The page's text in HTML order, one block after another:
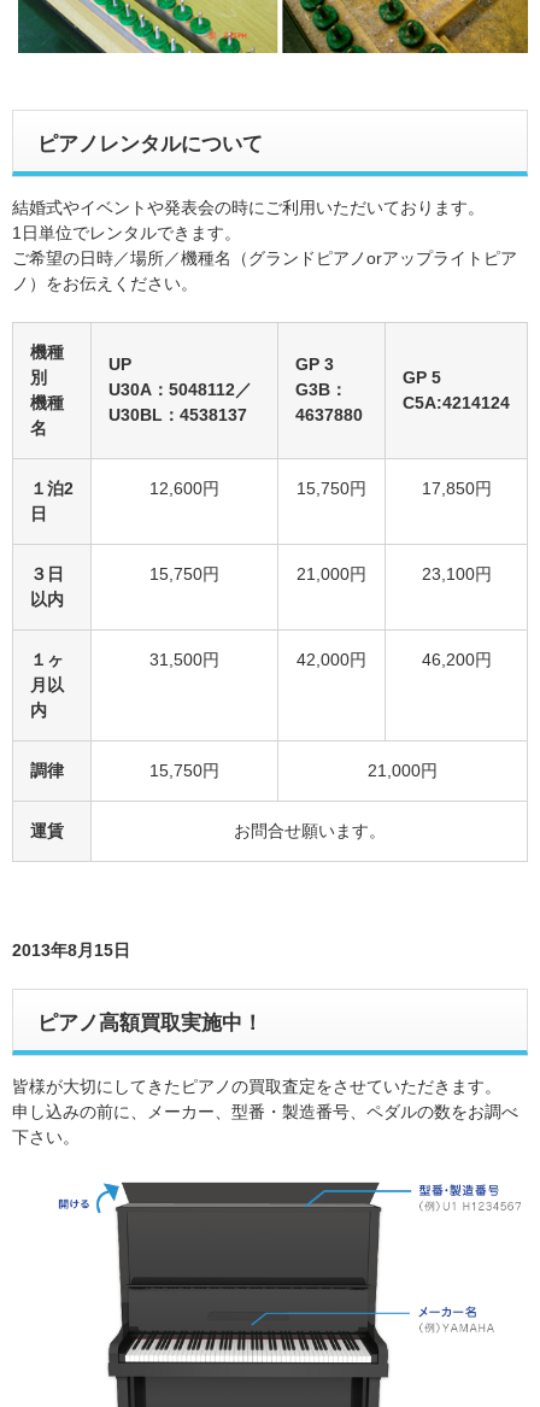
ピアノレンタルについて
結婚式やイベントや発表会の時にご利用いただいております。
1日単位でレンタルできます。
ご希望の日時／場所／機種名（グランドピアノorアップライトピア
ノ）をお伝えください。
機種
別
機種
名
UP
U30A：5048112／
U30BL：4538137
GP 3
G3B：
4637880
GP 5
C5A:4214124
１泊2
日
12,600円 15,750円 17,850円
３日
以内
15,750円 21,000円 23,100円
１ヶ
月以
内
31,500円 42,000円 46,200円
調律 15,750円 21,000円
運賃 お問合せ願います。
2013年8月15日
ピアノ高額買取実施中！
皆様が大切にしてきたピアノの買取査定をさせていただきます。
申し込みの前に、メーカー、型番・製造番号、ペダルの数をお調べ
下さい。